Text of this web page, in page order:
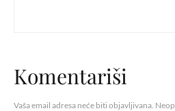
Komentariši
Vaša email adresa neće biti objavljivana.